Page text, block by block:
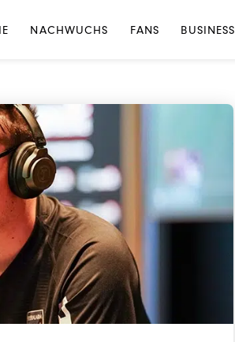
NACHWUCHS FANS BUSINESS